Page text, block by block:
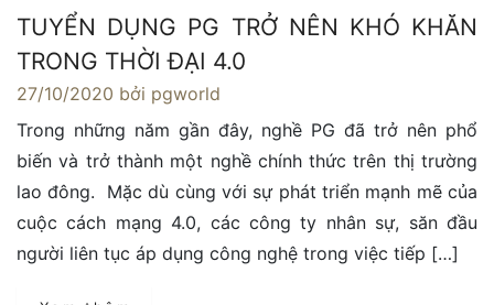
TUYỂN DỤNG PG TRỞ NÊN KHÓ KHĂN
TRONG THỜI ĐẠI 4.0
27/10/2020 bởi pgworld
Trong những năm gần đây, nghề PG đã trở nên phổ
biến và trở thành một nghề chính thức trên thị trường
lao đông. Mặc dù cùng với sự phát triển mạnh mẽ của
cuộc cách mạng 4.0, các công ty nhân sự, săn đầu
người liên tục áp dụng công nghệ trong việc tiếp […]